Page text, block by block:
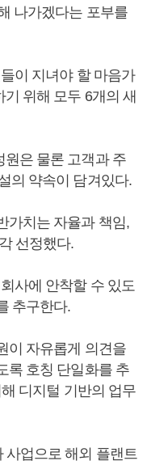
나가겠다는 포부를
이 지녀야 할 마음가
위해 모두 6개의 새
은 물론 고객과 주
의 약속이 담겨있다.
가치는 자율과 책임,
선정했다.
사에 안착할 수 있도
추구한다.
이 자유롭게 의견을
록 호칭 단일화를 추
디지털 기반의 업무
업으로 해외 플랜트